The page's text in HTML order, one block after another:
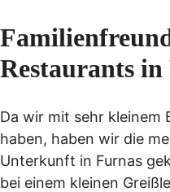
Restaurants
Da wir mit sehr kleinem
haben, haben wir die
Unterkunft in Furnas
bei einem kleinen